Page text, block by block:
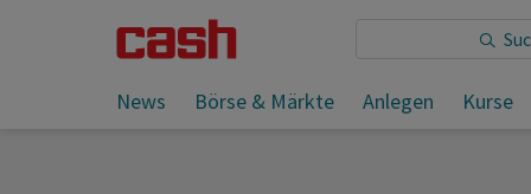
News Börse & Märkte Anlegen Kurse
Sie lesen: